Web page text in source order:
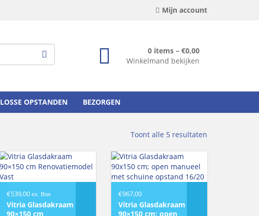
Mijn account
0 items – €0,00
Winkelmand bekijken
LOSSE OPSTANDEN BEZORGEN
Toont alle 5 resultaten
€539,00 ex. Btw
Vitria Glasdakraam
90×150 cm
€967,00
Vitria Glasdakraam
90×150 cm; open